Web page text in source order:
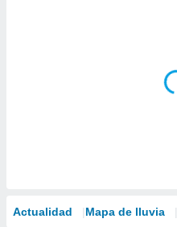
Actualidad Mapa de lluvia